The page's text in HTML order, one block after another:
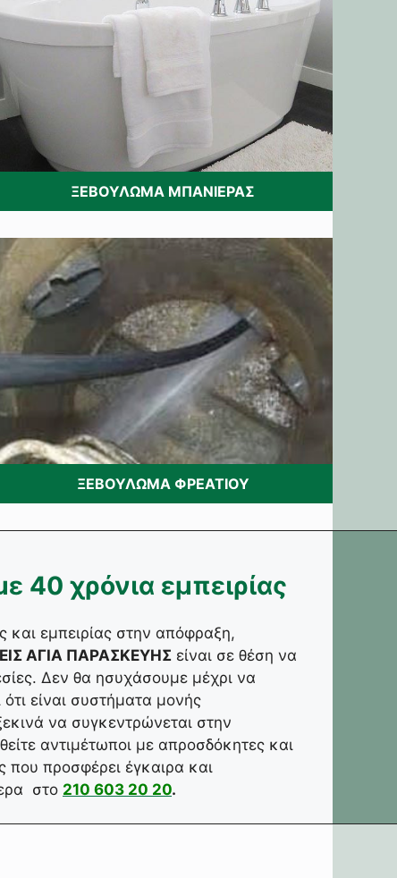
ΞΕΒΟΥΛΩΜΑ ΜΠΑΝΙΕΡΑΣ
ΞΕΒΟΥΛΩΜΑ ΦΡΕΑΤΙΟΥ
χρόνια εμπειρίας
και εμπειρίας στην απόφραξη,
ΑΓΙΑ ΠΑΡΑΣΚΕΥΗΣ είναι σε θέση να
Δεν θα ησυχάσουμε μέχρι να
ότι είναι συστήματα μονής
να συγκεντρώνεται στην
αντιμέτωποι με απροσδόκητες και
που προσφέρει έγκαιρα και
στο 210 603 20 20.